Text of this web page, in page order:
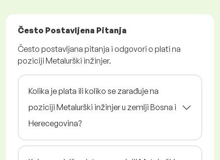
Često Postavljena Pitanja
Često postavljana pitanja i odgovori o plati na
poziciji Metalurški inžinjer.
Kolika je plata ili koliko se zarađuje na
poziciji Metalurški inžinjer u zemlji Bosna i
Herecegovina?